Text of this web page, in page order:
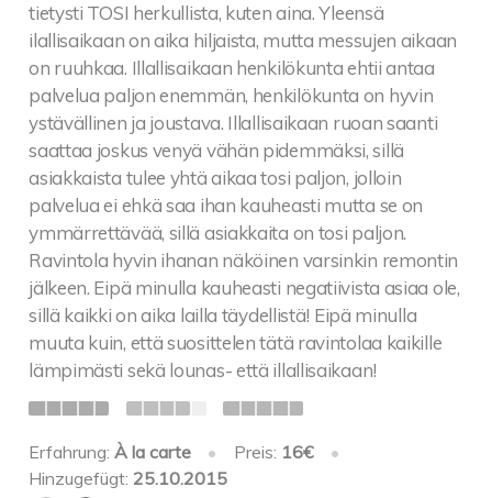
tietysti TOSI herkullista, kuten aina. Yleensä
ilallisaikaan on aika hiljaista, mutta messujen aikaan
on ruuhkaa. Illallisaikaan henkilökunta ehtii antaa
palvelua paljon enemmän, henkilökunta on hyvin
ystävällinen ja joustava. Illallisaikaan ruoan saanti
saattaa joskus venyä vähän pidemmäksi, sillä
asiakkaista tulee yhtä aikaa tosi paljon, jolloin
palvelua ei ehkä saa ihan kauheasti mutta se on
ymmärrettävää, sillä asiakkaita on tosi paljon.
Ravintola hyvin ihanan näköinen varsinkin remontin
jälkeen. Eipä minulla kauheasti negatiivista asiaa ole,
sillä kaikki on aika lailla täydellistä! Eipä minulla
muuta kuin, että suosittelen tätä ravintolaa kaikille
lämpimästi sekä lounas- että illallisaikaan!
Erfahrung:À la carte • Preis: 16€
•
Hinzugefügt: 25.10.2015